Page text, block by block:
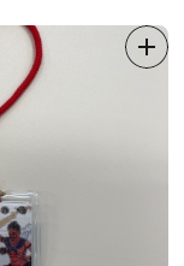
･25日（土）18
ドルグループ
ドルグループ